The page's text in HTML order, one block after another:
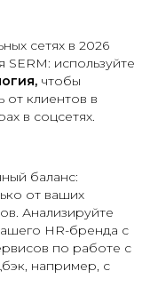
сетях в 2026
используйте
чтобы
от клиентов в
в соцсетях.
баланс:
от ваших
Анализируйте
HR-бренда с
по работе с
например, с